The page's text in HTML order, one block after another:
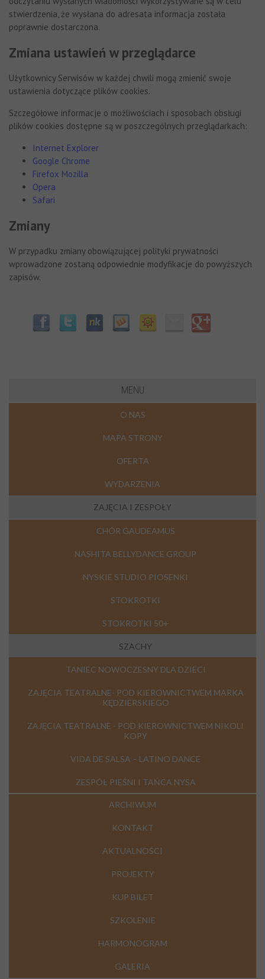
stwierdzenia, że wysłana do adresata informacja została
poprawnie dostarczona.
Zmiana ustawień w przeglądarce
Użytkownicy Serwisów w każdej chwili mogą zmienić swoje
ustawienia dotyczące plików cookies.
Szczegółowe informacje o możliwościach i sposobach obsługi
plików cookies dostępne są w poszczególnych przeglądarkach:
Internet Explorer
Google Chrome
Firefox Mozilla
Opera
Safari
Zmiany
W przypadku zmiany obowiązującej polityki prywatności
wprowadzone zostaną odpowiednie modyfikacje do powyższych
zapisów.
MENU
O NAS
MAPA STRONY
OFERTA
WYDARZENIA
ZAJĘCIA I ZESPOŁY
CHÓR GAUDEAMUS
NASHITA BELLYDANCE GROUP
NYSKIE STUDIO PIOSENKI
STOKROTKI
STOKROTKI 50+
SZACHY
TANIEC NOWOCZESNY DLA DZIECI
ZAJĘCIA TEATRALNE- POD KIEROWNICTWEM MARKA
KĘDZIERSKIEGO
ZAJĘCIA TEATRALNE - POD KIEROWNICTWEM NIKOLI
KOPY
VIDA DE SALSA – LATINO DANCE
ZESPÓŁ PIEŚNI I TAŃCA NYSA
ARCHIWUM
KONTAKT
AKTUALNOŚCI
PROJEKTY
KUP BILET
SZKOLENIE
HARMONOGRAM
GALERIA